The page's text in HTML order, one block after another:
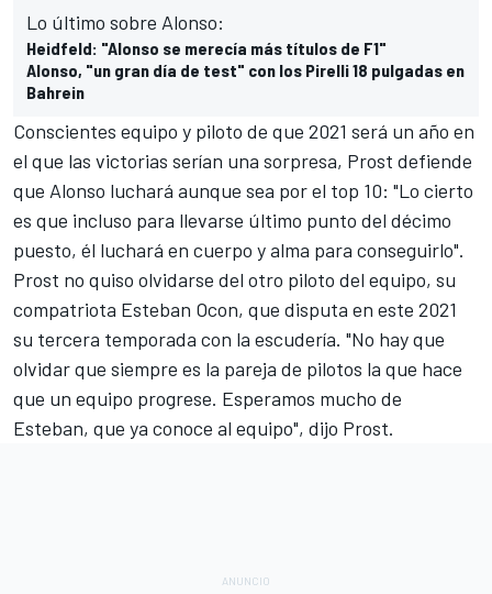
Lo último sobre Alonso:
Heidfeld: "Alonso se merecía más títulos de F1"
Alonso, "un gran día de test" con los Pirelli 18 pulgadas en
Bahrein
Conscientes equipo y piloto de que 2021 será un año en
el que las victorias serían una sorpresa, Prost defiende
que Alonso luchará aunque sea por el top 10: "Lo cierto
es que incluso para llevarse último punto del décimo
puesto, él luchará en cuerpo y alma para conseguirlo".
Prost no quiso olvidarse del otro piloto del equipo, su
compatriota Esteban Ocon, que disputa en este 2021
su tercera temporada con la escudería. "No hay que
olvidar que siempre es la pareja de pilotos la que hace
que un equipo progrese. Esperamos mucho de
Esteban, que ya conoce al equipo", dijo Prost.